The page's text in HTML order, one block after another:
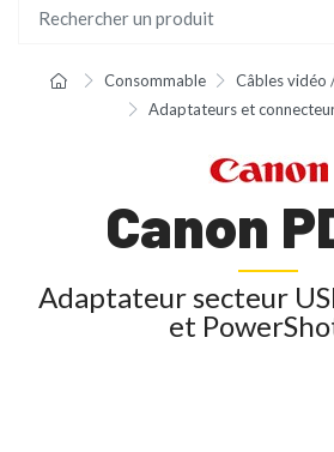
Consommable
Câbles vidéo
Adaptateurs et
Canon
Adaptateur secteur
et